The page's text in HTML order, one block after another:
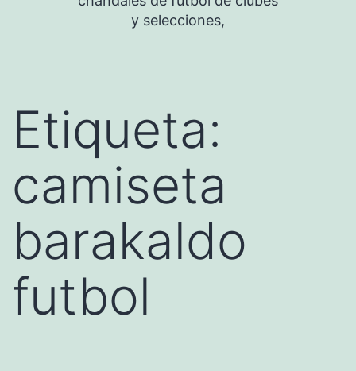
y selecciones,
Etiqueta:
camiseta
barakaldo
futbol